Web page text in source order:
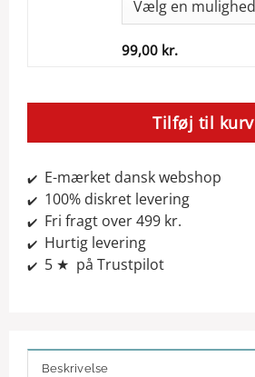
99,00 kr.
Tilføj til kurv
✔️E-mærket dansk webshop
✔️100% diskret levering
✔️Fri fragt over 499 kr.
✔️Hurtig levering
✔️5 ★ på Trustpilot
Beskrivelse